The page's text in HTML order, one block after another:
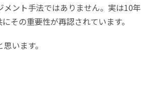
ント手法ではありません。実は10年
その重要性が再認されています。
います。